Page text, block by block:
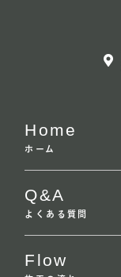
Home
ホーム
Q&A
よくある質問
Flow